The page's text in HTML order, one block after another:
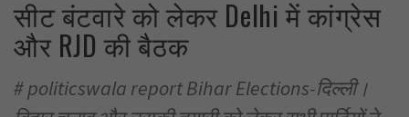
सीट बंटवारे को लेकर Delhi में कांग्रेस
और RJD की बैठक
# politicswala report Bihar Elections-दिल्ली।